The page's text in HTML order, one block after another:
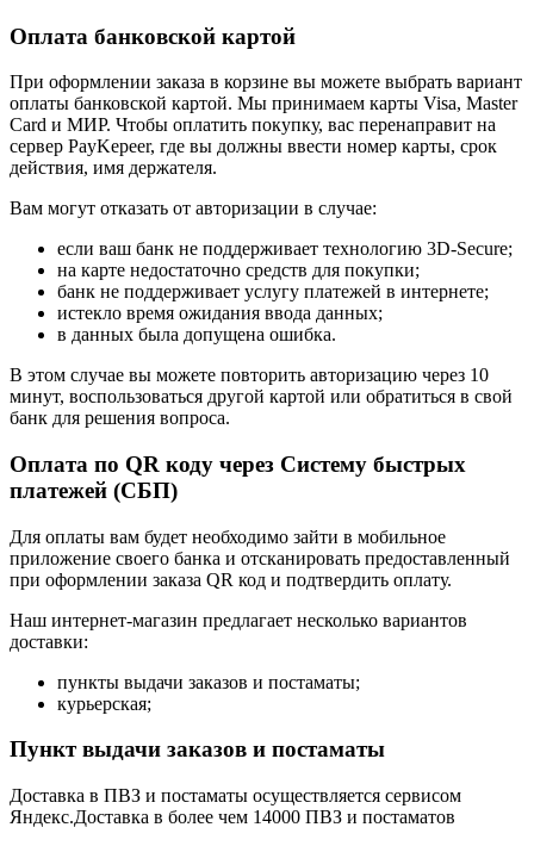
Оплата банковской картой
При оформлении заказа в корзине вы можете выбрать вариант
оплаты банковской картой. Мы принимаем карты Visa, Master
Card и МИР. Чтобы оплатить покупку, вас перенаправит на
сервер PayKepeer, где вы должны ввести номер карты, срок
действия, имя держателя.
Вам могут отказать от авторизации в случае:
если ваш банк не поддерживает технологию 3D-Secure;
на карте недостаточно средств для покупки;
банк не поддерживает услугу платежей в интернете;
истекло время ожидания ввода данных;
в данных была допущена ошибка.
В этом случае вы можете повторить авторизацию через 10
минут, воспользоваться другой картой или обратиться в свой
банк для решения вопроса.
Оплата по QR коду через Систему быстрых
платежей (СБП)
Для оплаты вам будет необходимо зайти в мобильное
приложение своего банка и отсканировать предоставленный
при оформлении заказа QR код и подтвердить оплату.
Наш интернет-магазин предлагает несколько вариантов
доставки:
пункты выдачи заказов и постаматы;
курьерская;
Пункт выдачи заказов и постаматы
Доставка в ПВЗ и постаматы осуществляется сервисом
Яндекс.Доставка в более чем 14000 ПВЗ и постаматов